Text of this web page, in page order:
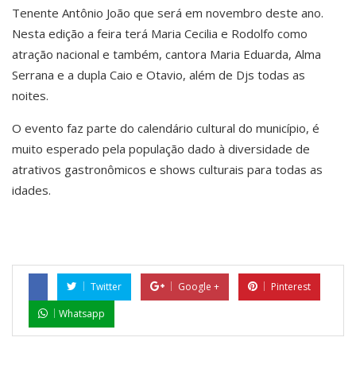
Tenente Antônio João que será em novembro deste ano.
Nesta edição a feira terá Maria Cecilia e Rodolfo como
atração nacional e também, cantora Maria Eduarda, Alma
Serrana e a dupla Caio e Otavio, além de Djs todas as
noites.
O evento faz parte do calendário cultural do município, é
muito esperado pela população dado à diversidade de
atrativos gastronômicos e shows culturais para todas as
idades.
Twitter Google +
Pinterest
Whatsapp